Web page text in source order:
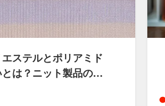
エステルと​ポリアミド​
とは？​ニット製品の​